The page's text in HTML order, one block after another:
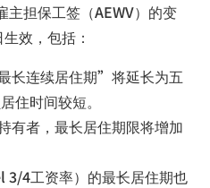
主担保工签（AEWV）的变
效，包括：
长连续居住期”将延长为五
住时间较短。
有者，最长居住期限将增加
3/4工资率）的最长居住期也